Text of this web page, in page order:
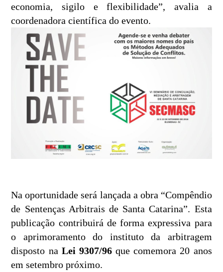
economia, sigilo e flexibilidade”, avalia a
coordenadora científica do evento.
Na oportunidade será lançada a obra “Compêndio
de Sentenças Arbitrais de Santa Catarina”. Esta
publicação contribuirá de forma expressiva para
o aprimoramento do instituto da arbitragem
disposto na Lei 9307/96que comemora 20 anos
em setembro próximo.